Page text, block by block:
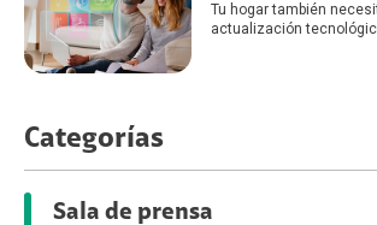
Tu hogar también
actualización
Categorías
Sala de prensa